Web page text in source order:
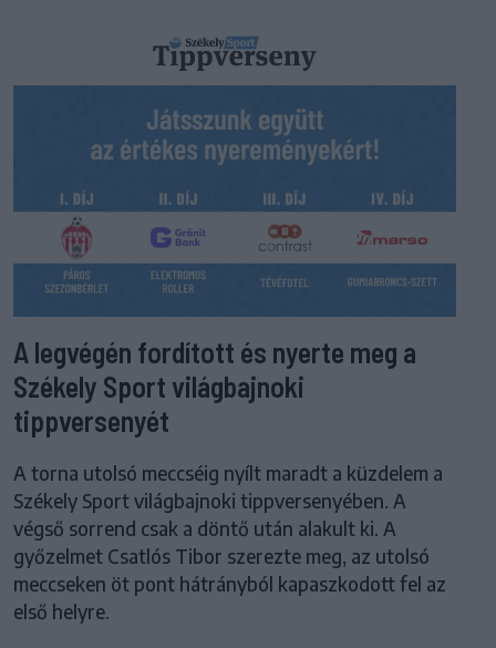
A legvégén fordított és nyerte meg a
Székely Sport világbajnoki
tippversenyét
A torna utolsó meccséig nyílt maradt a küzdelem a
Székely Sport világbajnoki tippversenyében. A
végső sorrend csak a döntő után alakult ki. A
győzelmet Csatlós Tibor szerezte meg, az utolsó
meccseken öt pont hátrányból kapaszkodott fel az
első helyre.